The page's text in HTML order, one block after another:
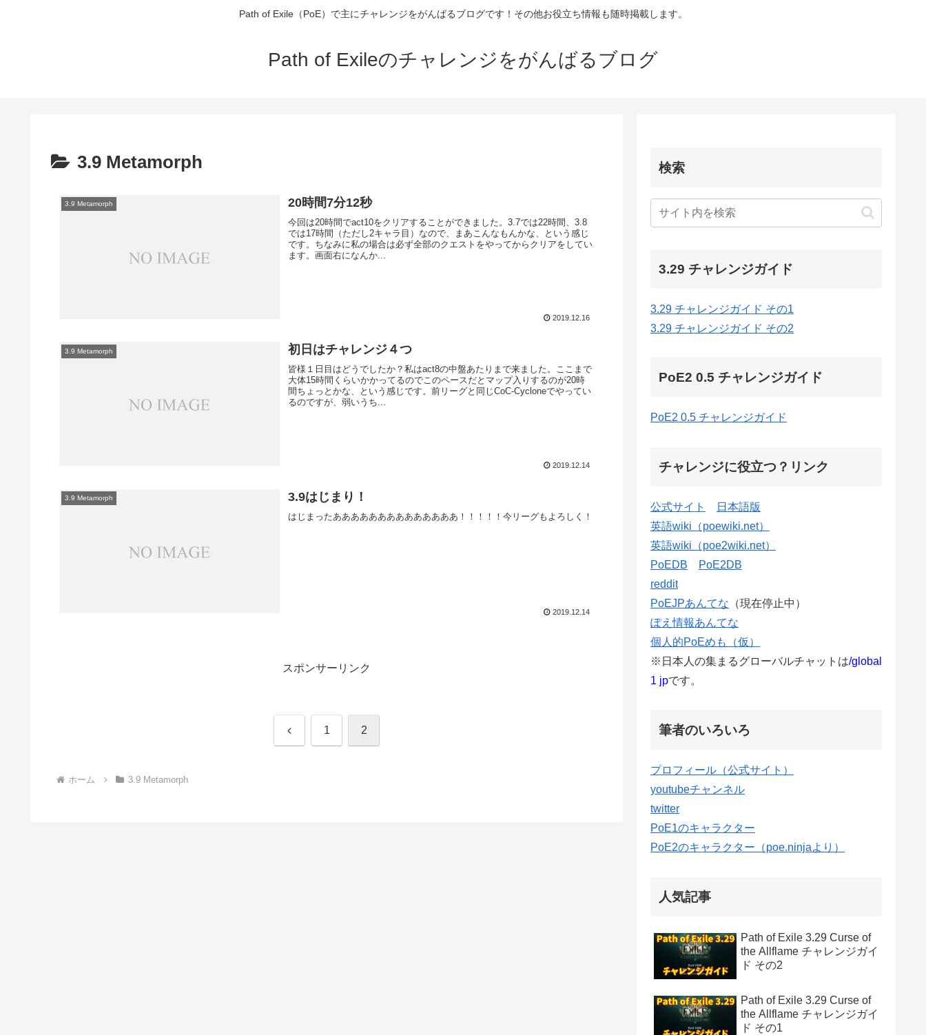
Path of Exile（PoE）で主にチャレンジをがんばるブログです！その他お役立ち情報も随時掲載します。
Path of Exileのチャレンジをがんばるブログ
3.9 Metamorph
3.9 Metamorph 20時間7分12秒
今回は20時間でact10をクリアすることができました。3.7では22時間、3.8
では17時間（ただし2キャラ目）なので、まあこんなもんかな、という感じ
です。ちなみに私の場合は必ず全部のクエストをやってからクリアをしてい
ます。画面右になんか...
2019.12.16
3.9 Metamorph 初日はチャレンジ４つ
皆様１日目はどうでしたか？私はact8の中盤あたりまで来ました。ここまで
大体15時間くらいかかってるのでこのペースだとマップ入りするのが20時
間ちょっとかな、という感じです。前リーグと同じCoC-Cycloneでやってい
るのですが、弱いうち...
2019.12.14
3.9 Metamorph 3.9はじまり！
はじまったああああああああああああああ！！！！！今リーグもよろしく！
2019.12.14
スポンサーリンク
前 1 2
ホーム 3.9 Metamorph
検索
3.29 チャレンジガイド
3.29 チャレンジガイド その1
3.29 チャレンジガイド その2
PoE2 0.5 チャレンジガイド
PoE2 0.5 チャレンジガイド
チャレンジに役立つ？リンク
公式サイト
日本語版
英語wiki（poewiki.net）
英語wiki（poe2wiki.net）
PoEDB
PoE2DB
reddit
PoEJPあんてな （現在停止中）
ぽえ情報あんてな
個人的PoEめも（仮）
※日本人の集まるグローバルチャットは/global
1 jpです。
筆者のいろいろ
プロフィール（公式サイト）
youtubeチャンネル
twitter
PoE1のキャラクター
PoE2のキャラクター（poe.ninjaより）
人気記事
Path of Exile 3.29 Curse of
the Allflame チャレンジガイ
ド その2
Path of Exile 3.29 Curse of
the Allflame チャレンジガイ
ド その1